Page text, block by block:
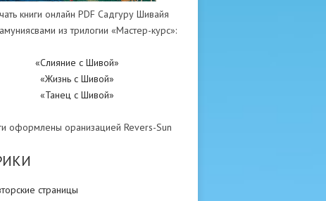
книги онлайн PDF Садгуру Шивайя
из трилогии «Мастер-курс»:
«Слияние с Шивой»
«Жизнь с Шивой»
«Танец с Шивой»
оформлены оранизацией Revers-Sun
страницы